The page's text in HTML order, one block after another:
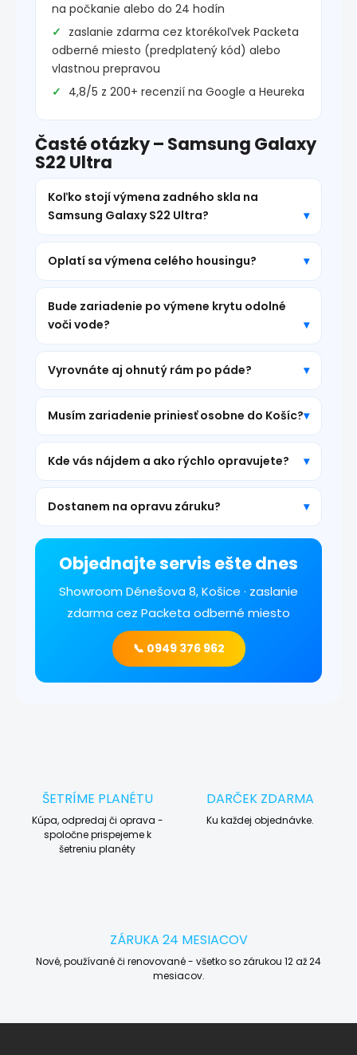
na počkanie alebo do 24 hodín
zaslanie zdarma cez ktorékoľvek Packeta
odberné miesto (predplatený kód) alebo
vlastnou prepravou
4,8/5 z 200+ recenzií na Google a Heureka
Časté otázky – Samsung Galaxy
S22 Ultra
Koľko stojí výmena zadného skla na
Samsung Galaxy S22 Ultra?
Oplatí sa výmena celého housingu?
Bude zariadenie po výmene krytu odolné
voči vode?
Vyrovnáte aj ohnutý rám po páde?
Musím zariadenie priniesť osobne do Košíc?
Kde vás nájdem a ako rýchlo opravujete?
Dostanem na opravu záruku?
Objednajte servis ešte dnes
Showroom Dénešova 8, Košice · zaslanie
zdarma cez Packeta odberné miesto
📞 0949 376 962
ŠETRÍME PLANÉTU
Kúpa, odpredaj či oprava -
spoločne prispejeme k
šetreniu planéty
DARČEK ZDARMA
Ku každej objednávke.
ZÁRUKA 24 MESIACOV
Nové, používané či renovované - všetko so zárukou 12 až 24
mesiacov.